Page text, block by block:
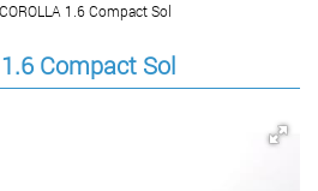
1.6 Compact Sol
1.6 Compact Sol